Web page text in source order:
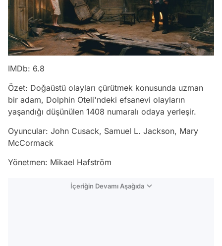
IMDb: 6.8
Özet: Doğaüstü olayları çürütmek konusunda uzman
bir adam, Dolphin Oteli'ndeki efsanevi olayların
yaşandığı düşünülen 1408 numaralı odaya yerleşir.
Oyuncular: John Cusack, Samuel L. Jackson, Mary
McCormack
Yönetmen: Mikael Hafström
İçeriğin Devamı Aşağıda